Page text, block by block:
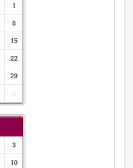
1
8
15
22
29
5
3
10